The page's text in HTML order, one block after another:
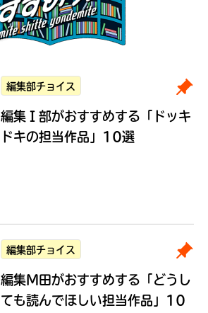
編集部チョイス
編集Ｉ部がおすすめする 「ドッキ
ドキの担当作品」10選
編集部チョイス
編集M田がおすすめする 「どうし
ても読んでほしい担当作品」10